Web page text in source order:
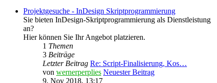
Projektgesuche - InDesign Skriptprogrammierung
Sie bieten InDesign-Skriptprogrammierung als Dienstleistung
an?
Hier können Sie Ihr Angebot platzieren.
1 Themen
3 Beiträge
Letzter Beitrag Re: Script-Finalisierung, Kos…
von wernerperplies Neuester Beitrag
9. Nov 2018, 13:17